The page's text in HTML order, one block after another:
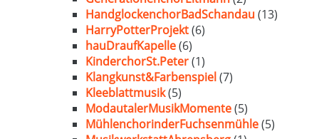
HandglockenchorBadSchandau(13)
HarryPotterProjekt(6)
hauDraufKapelle(6)
KinderchorSt.Peter(1)
Klangkunst&Farbenspiel(7)
Kleeblattmusik(5)
ModautalerMusikMomente(5)
MühlenchorinderFuchsenmühle(5)